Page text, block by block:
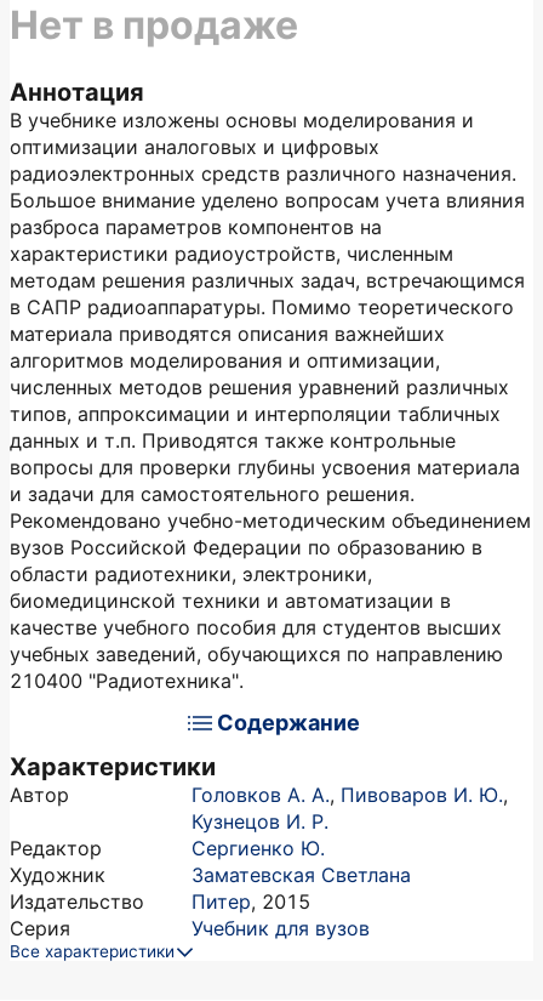
Аннотация
В учебнике изложены основы моделирования и
оптимизации аналоговых и цифровых
радиоэлектронных средств различного назначения.
Большое внимание уделено вопросам учета влияния
разброса параметров компонентов на
характеристики радиоустройств, численным
методам решения различных задач, встречающимся
в САПР радиоаппаратуры. Помимо теоретического
материала приводятся описания важнейших
алгоритмов моделирования и оптимизации,
численных методов решения уравнений различных
типов, аппроксимации и интерполяции табличных
данных и т.п. Приводятся также контрольные
вопросы для проверки глубины усвоения материала
и задачи для самостоятельного решения.
Рекомендовано учебно-методическим объединением
вузов Российской Федерации по образованию в
области радиотехники, электроники,
биомедицинской техники и автоматизации в
качестве учебного пособия для студентов высших
учебных заведений, обучающихся по направлению
210400 "Радиотехника".
Содержание
Характеристики
Автор Головков А. А., Пивоваров И. Ю.,
Кузнецов И. Р.
Редактор
Сергиенко Ю.
Художник
Заматевская Светлана
Издательство
Питер, 2015
Серия
Учебник для вузов
Все характеристики
Нет в продаже